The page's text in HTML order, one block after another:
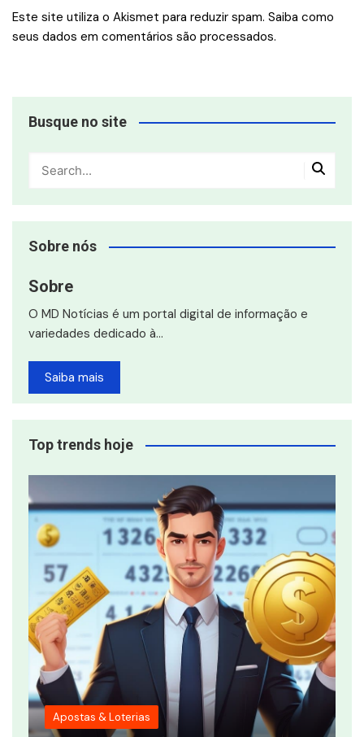
Este site utiliza o Akismet para reduzir spam. Saiba como
seus dados em comentários são processados.
Busque no site
Sobre nós
Sobre
O MD Notícias é um portal digital de informação e
variedades dedicado à…
Saiba mais
Top trends hoje
Apostas & Loterias